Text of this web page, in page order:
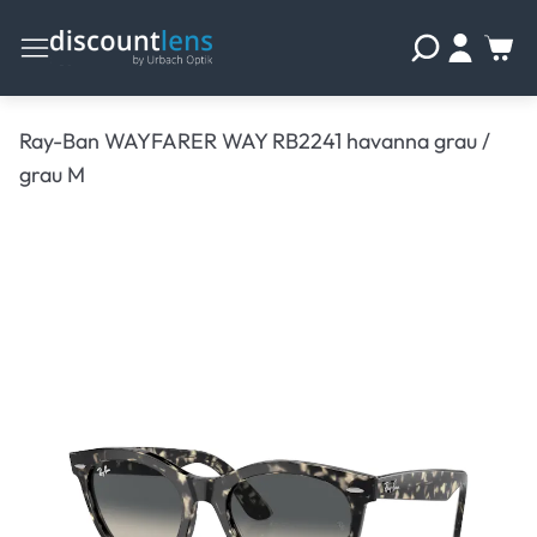
Ray-Ban WAYFARER WAY RB2241 havanna grau /
grau M